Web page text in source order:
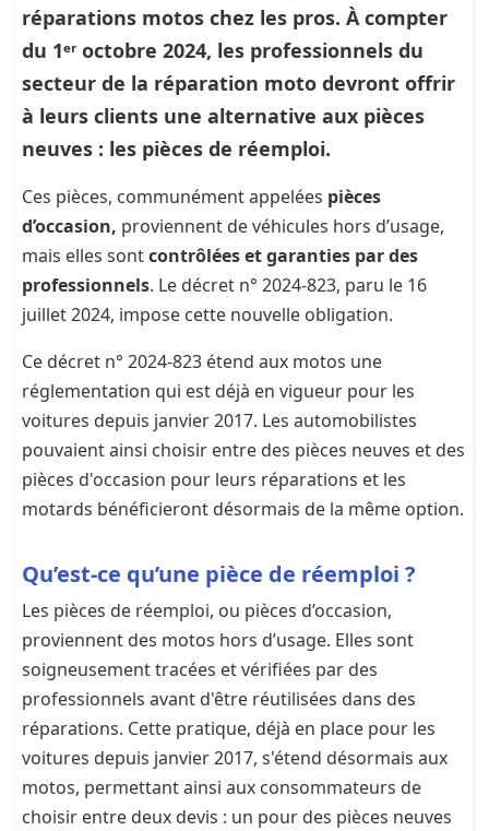
réparations motos chez les pros. À compter
du 1ᵉʳ octobre 2024, les professionnels du
secteur de la réparation moto devront offrir
à leurs clients une alternative aux pièces
neuves : les pièces de réemploi.
Ces pièces, communément appelées pièces
d’occasion, proviennent de véhicules hors d’usage,
mais elles sontcontrôlées et garanties par des
professionnels. Le décret n° 2024-823, paru le 16
juillet 2024, impose cette nouvelle obligation.
Ce décret n° 2024-823 étend aux motos une
réglementation qui est déjà en vigueur pour les
voitures depuis janvier 2017. Les automobilistes
pouvaient ainsi choisir entre des pièces neuves et des
pièces d'occasion pour leurs réparations et les
motards bénéficieront désormais de la même option.
Qu’est-ce qu’une pièce de réemploi ?
Les pièces de réemploi, ou pièces d’occasion,
proviennent des motos hors d’usage. Elles sont
soigneusement tracées et vérifiées par des
professionnels avant d'être réutilisées dans des
réparations. Cette pratique, déjà en place pour les
voitures depuis janvier 2017, s'étend désormais aux
motos, permettant ainsi aux consommateurs de
choisir entre deux devis : un pour des pièces neuves